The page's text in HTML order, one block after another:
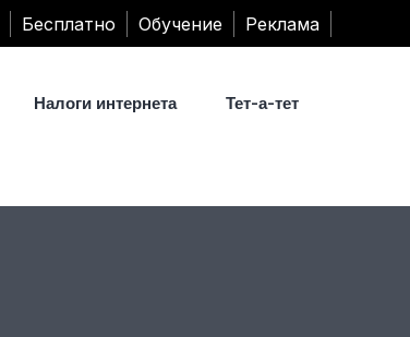
Бесплатно Обучение Реклама
Налоги интернета Тет-а-тет